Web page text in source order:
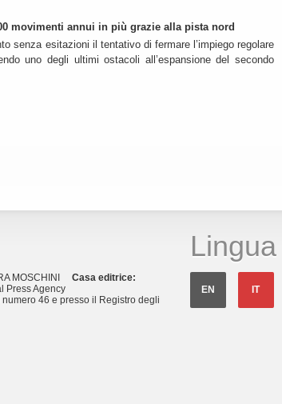
movimenti annui in più grazie alla pista nord
senza esitazioni il tentativo di fermare l’impiego regolare
uno degli ultimi ostacoli all’espansione del secondo
MOSCHINI Casa editrice:
Press Agency
46 e presso il Registro degli
Lingua
EN IT